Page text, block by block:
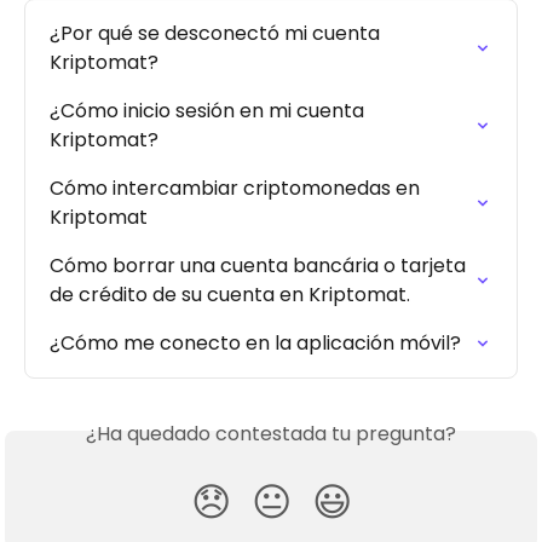
¿Por qué se desconectó mi cuenta
Kriptomat?
¿Cómo inicio sesión en mi cuenta
Kriptomat?
Cómo intercambiar criptomonedas en
Kriptomat
Cómo borrar una cuenta bancária o tarjeta
de crédito de su cuenta en Kriptomat.
¿Cómo me conecto en la aplicación móvil?
¿Ha quedado contestada tu pregunta?
😞 😐 😃